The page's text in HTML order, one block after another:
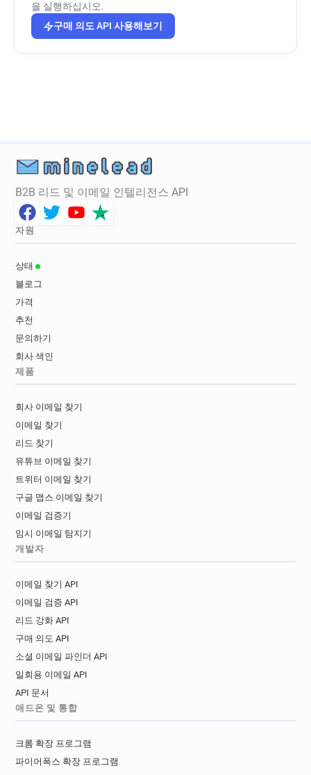
을 실행하십시오.
구매 의도 API 사용해보기
B2B 리드 및 이메일 인텔리전스 API
자원
상태
블로그
가격
추천
문의하기
회사 색인
제품
회사 이메일 찾기
이메일 찾기
리드 찾기
유튜브 이메일 찾기
트위터 이메일 찾기
구글 맵스 이메일 찾기
이메일 검증기
임시 이메일 탐지기
개발자
이메일 찾기 API
이메일 검증 API
리드 강화 API
구매 의도 API
소셜 이메일 파인더 API
일회용 이메일 API
API 문서
애드온 및 통합
크롬 확장 프로그램
파이어폭스 확장 프로그램